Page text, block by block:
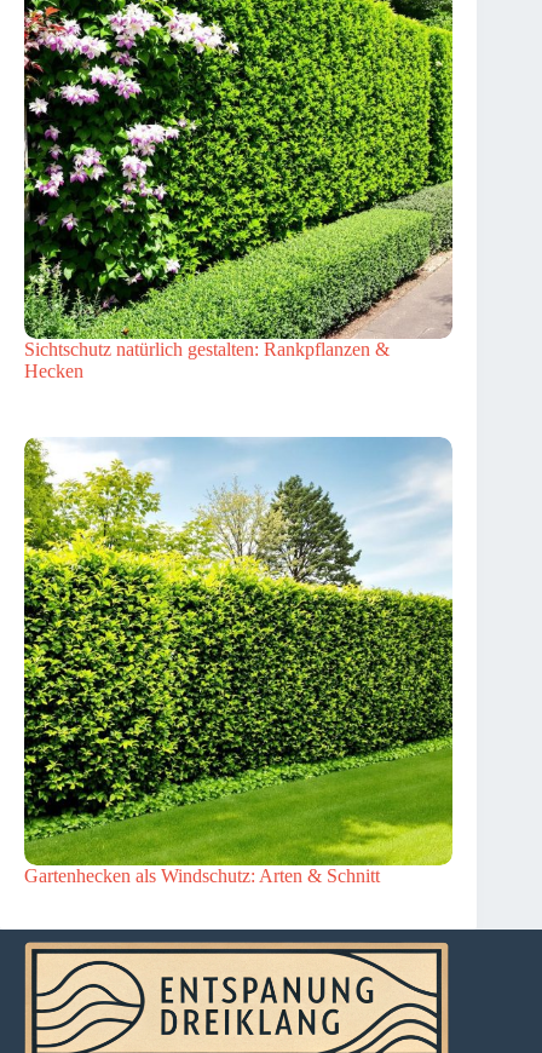
Sichtschutz natürlich gestalten: Rankpflanzen &
Hecken
Gartenhecken als Windschutz: Arten & Schnitt